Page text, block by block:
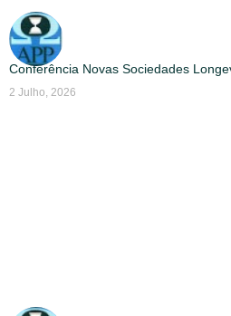
Conferência Novas Sociedades
2 Julho, 2026